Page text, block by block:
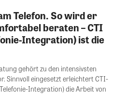
Telefon. So wird er
beraten – CTI
Integration) ist die
gehört zu den intensivsten
Sinnvoll eingesetzt erleichtert CTI-
Integration) die Arbeit von